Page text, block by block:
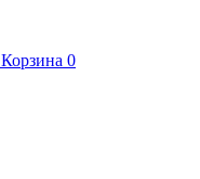
Корзина 0